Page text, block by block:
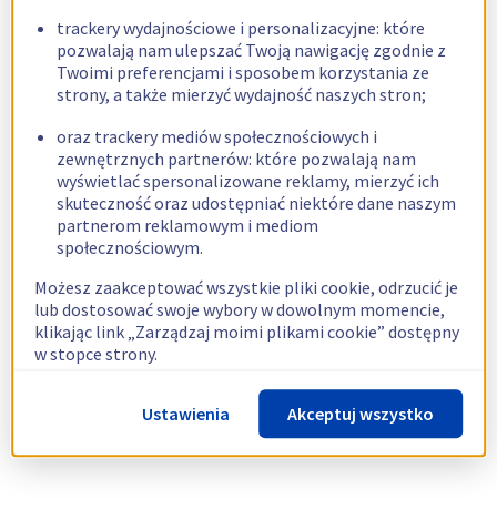
trackery wydajnościowe i personalizacyjne: które
pozwalają nam ulepszać Twoją nawigację zgodnie z
Twoimi preferencjami i sposobem korzystania ze
strony, a także mierzyć wydajność naszych stron;
oraz trackery mediów społecznościowych i
zewnętrznych partnerów: które pozwalają nam
wyświetlać spersonalizowane reklamy, mierzyć ich
skuteczność oraz udostępniać niektóre dane naszym
partnerom reklamowym i mediom
społecznościowym.
Możesz zaakceptować wszystkie pliki cookie, odrzucić je
lub dostosować swoje wybory w dowolnym momencie,
klikając link „Zarządzaj moimi plikami cookie” dostępny
w stopce strony.
Więcej informacji znajdziesz w naszejpolityce
dotyczącej wykorzystywania plików cookie.
Ustawienia Akceptuj wszystko